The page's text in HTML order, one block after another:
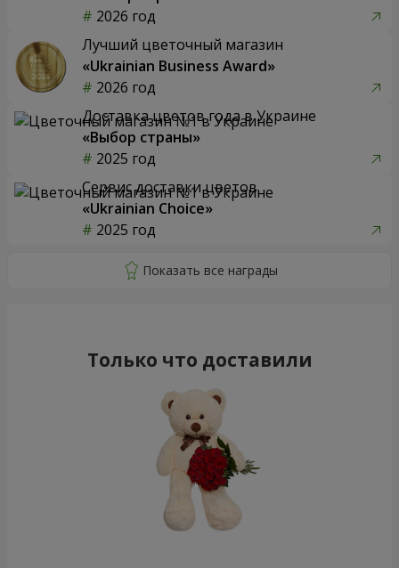
2026 год
Лучший цветочный магазин
«Ukrainian Business Award»
2026 год
Доставка цветов года в Украине
«Выбор страны»
2025 год
Сервис доставки цветов
«Ukrainian Choice»
2025 год
Только что доставили